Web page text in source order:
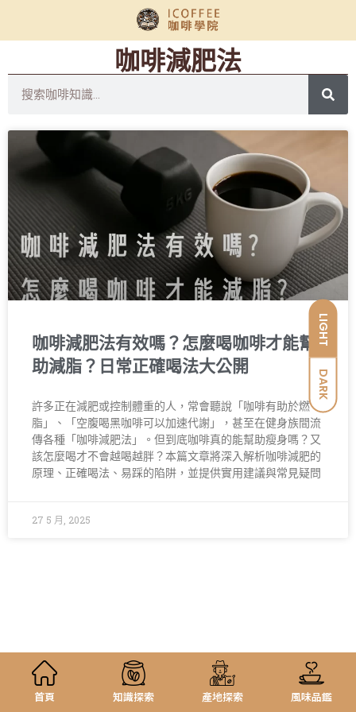
LIGHT
DARK
咖啡減肥法
咖啡減肥法有效嗎？怎麼喝咖啡才能幫
助減脂？日常正確喝法大公開
許多正在減肥或控制體重的人，常會聽說「咖啡有助於燃
脂」、「空腹喝黑咖啡可以加速代謝」，甚至在健身族間流
傳各種「咖啡減肥法」。但到底咖啡真的能幫助瘦身嗎？又
該怎麼喝才不會越喝越胖？本篇文章將深入解析咖啡減肥的
原理、正確喝法、易踩的陷阱，並提供實用建議與常見疑問
27 5 月, 2025
首頁 知識探索 產地探索 風味品鑑